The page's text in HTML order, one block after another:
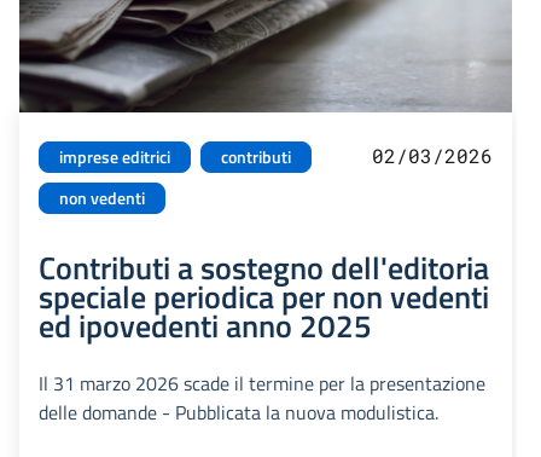
imprese editrici
contributi
non vedenti
02/03/2026
Contributi a sostegno dell'editoria
speciale periodica per non vedenti
ed ipovedenti anno 2025
Il 31 marzo 2026 scade il termine per la presentazione
delle domande - Pubblicata la nuova modulistica.